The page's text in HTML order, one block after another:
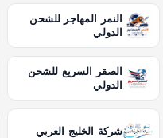
النمر المهاجر للشحن
الدولي
الصقر السريع للشحن
الدولي
شركة الخليج العربي